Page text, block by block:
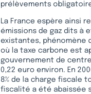
prélèvements
La France espère ainsi
émissions de gaz dits à
existantes, phénomène
où la taxe carbone est
gouvernement de
0,22 euro environ. En
8% de la charge fiscale
fiscalité a été abaissée